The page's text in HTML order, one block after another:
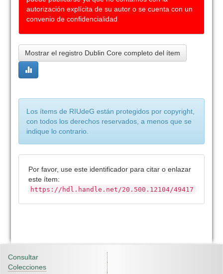
autorización explícita de su autor o se cuenta con un
convenio de confidencialidad
Mostrar el registro Dublin Core completo del ítem
Los ítems de RIUdeG están protegidos por copyright,
con todos los derechos reservados, a menos que se
indique lo contrario.
Por favor, use este identificador para citar o enlazar
este ítem:
https://hdl.handle.net/20.500.12104/49417
Consultar
Colecciones